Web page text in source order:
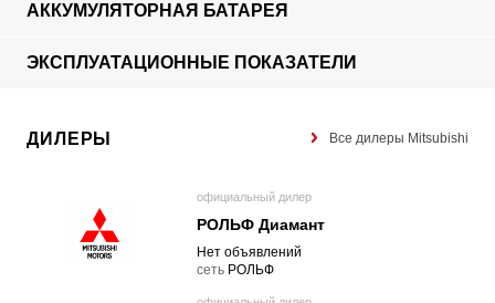
АККУМУЛЯТОРНАЯ БАТАРЕЯ
ЭКСПЛУАТАЦИОННЫЕ ПОКАЗАТЕЛИ
ДИЛЕРЫ Все дилеры Mitsubishi
официальный дилер
РОЛЬФ Диамант
Нет объявлений
cеть РОЛЬФ